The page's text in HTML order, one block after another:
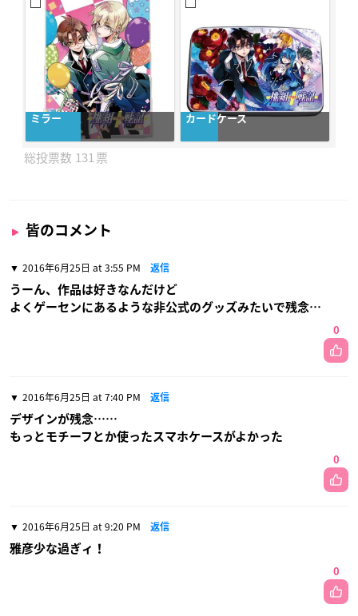
ミラー カードケース
131
皆のコメント
2016年6月25日 at 3:55 PM 返信
うーん、作品は好きなんだけど
よくゲーセンにあるような非公式のグッズみたいで残念…
0
2016年6月25日 at 7:40 PM 返信
デザインが残念……
もっとモチーフとか使ったスマホケースがよかった
0
2016年6月25日 at 9:20 PM 返信
雅彦少な過ぎィ！
0